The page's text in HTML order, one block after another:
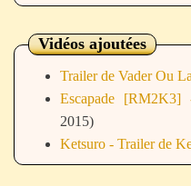
Vidéos ajoutées
Trailer de Vader Ou
Escapade [RM2K3]
2015)
Ketsuro - Trailer de